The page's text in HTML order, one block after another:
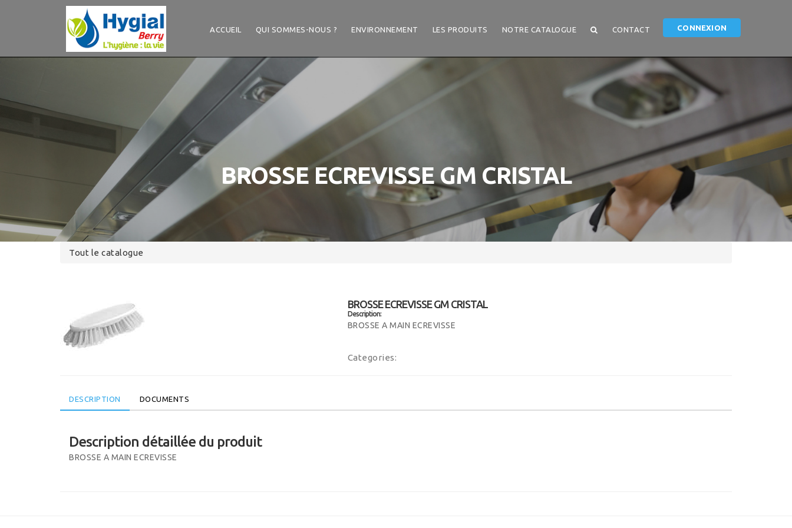
CONNEXION
ACCUEIL QUI SOMMES-NOUS ? ENVIRONNEMENT LES PRODUITS NOTRE CATALOGUE CONTACT
BROSSE ECREVISSE GM CRISTAL
Tout le catalogue
BROSSE ECREVISSE GM CRISTAL
Description:
BROSSE A MAIN ECREVISSE
Categories:
DESCRIPTION DOCUMENTS
Description détaillée du produit
BROSSE A MAIN ECREVISSE
Panneau de gestion des cookies